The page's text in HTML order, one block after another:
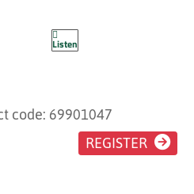
Listen A
code: 69901047
REGISTER